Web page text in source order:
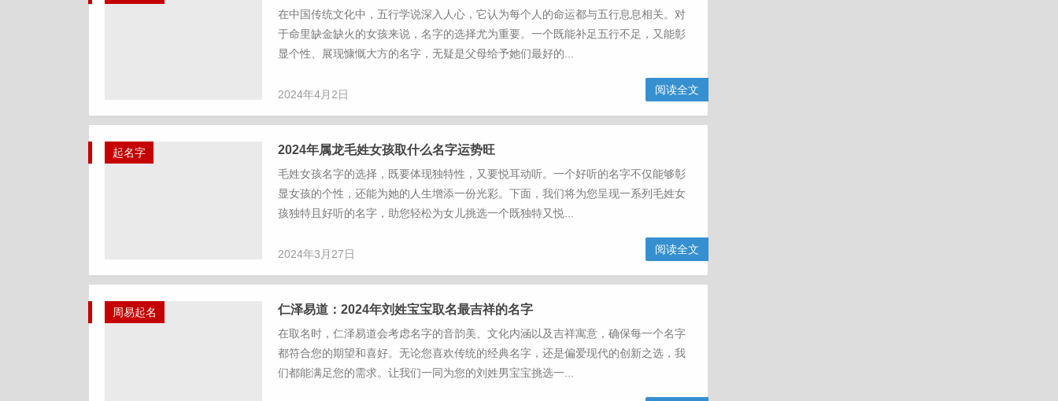
在中国传统文化中，五行学说深入人心，它认为每个人的命运都与五行息息相关。对
于命里缺金缺火的女孩来说，名字的选择尤为重要。一个既能补足五行不足，又能彰
显个性、展现慷慨大方的名字，无疑是父母给予她们最好的...
2024年4月2日 阅读全文
起名字 2024年属龙毛姓女孩取什么名字运势旺
毛姓女孩名字的选择，既要体现独特性，又要悦耳动听。一个好听的名字不仅能够彰
显女孩的个性，还能为她的人生增添一份光彩。下面，我们将为您呈现一系列毛姓女
孩独特且好听的名字，助您轻松为女儿挑选一个既独特又悦...
2024年3月27日 阅读全文
周易起名 仁泽易道：2024年刘姓宝宝取名最吉祥的名字
在取名时，仁泽易道会考虑名字的音韵美、文化内涵以及吉祥寓意，确保每一个名字
都符合您的期望和喜好。无论您喜欢传统的经典名字，还是偏爱现代的创新之选，我
们都能满足您的需求。让我们一同为您的刘姓男宝宝挑选一...